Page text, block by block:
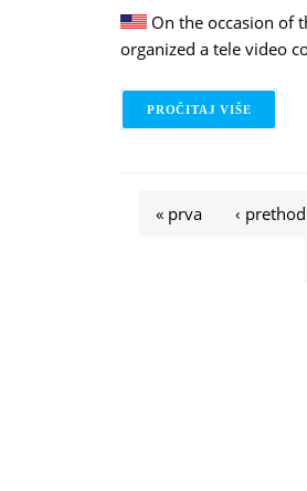
On the occasion of
organized a tele video
PROČITAJ VIŠE
Stranice
« prva ‹